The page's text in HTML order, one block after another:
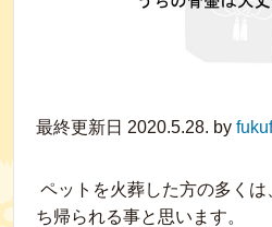
最終更新日 2020.5.28. by
ペットを火葬した方の多く
ち帰られる事と思います。